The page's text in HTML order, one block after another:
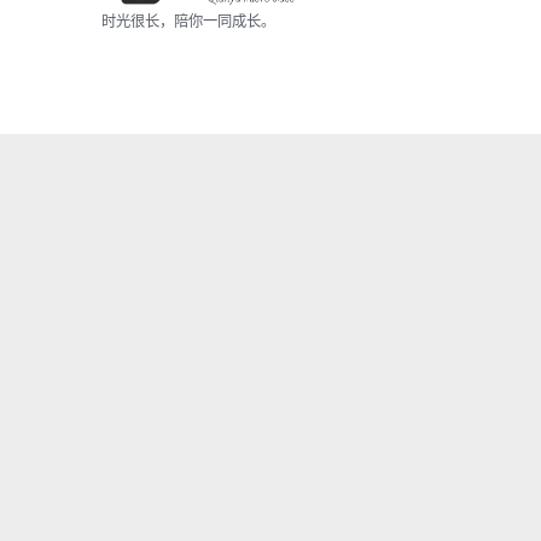
时光很长，陪你一同成长。